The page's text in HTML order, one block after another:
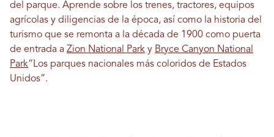
del parque. Aprende sobre los trenes, tractores, equipos
agrícolas y diligencias de la época, así como la historia del
turismo que se remonta a la década de 1900 como puerta
de entrada a Zion National Park y Bryce Canyon National
Park“Los parques nacionales más coloridos de Estados
Unidos”.